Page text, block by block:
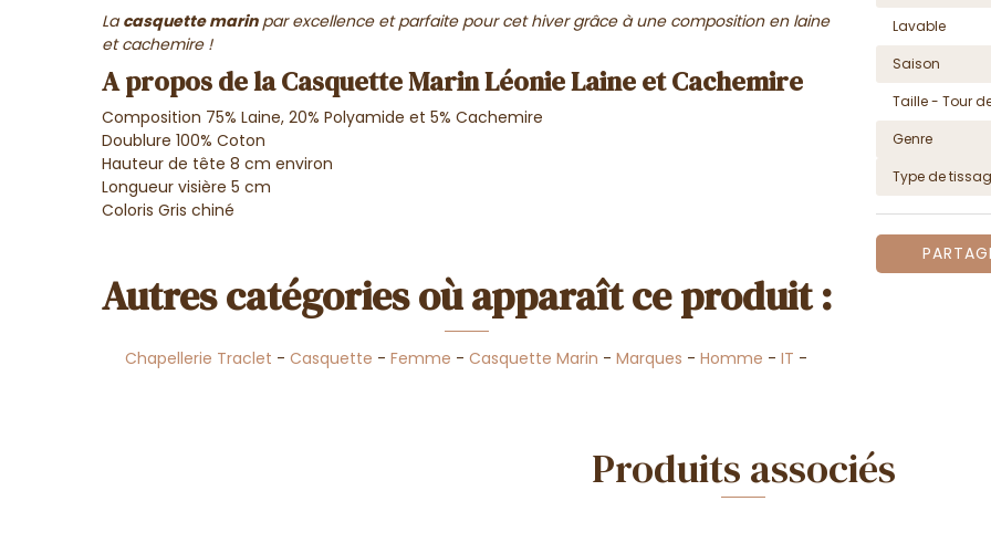
Lacasquette marinpar excellence et parfaite pour cet hiver grâce à une composition en laine
et cachemire !
A propos de la Casquette Marin Léonie Laine et Cachemire
Composition 75% Laine, 20% Polyamide et 5% Cachemire
Doublure 100% Coton
Hauteur de tête 8 cm environ
Longueur visière 5 cm
Coloris Gris chiné
Autres catégories où apparaît ce produit :
Chapellerie Traclet -Casquette -Femme -Casquette Marin -Marques -Homme -IT -
Lavable
Saison
Taille - Tour
Genre
Type de
Produits associés